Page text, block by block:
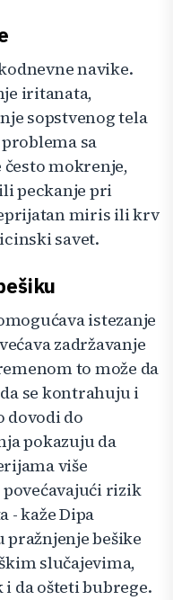
navike.
iritanata,
sopstvenog tela
sa
mokrenje,
peckanje pri
miris ili krv
savet.
istezanje
zadržavanje
to može da
se kontrahuju i
dovodi do
pokazuju da
više
rizik
kaže Dipa
pražnjenje bešike
slučajevima,
da ošteti bubrege.